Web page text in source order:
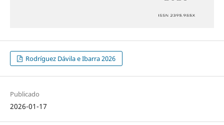
Rodríguez Dávila e Ibarra 2026
Publicado
2026-01-17